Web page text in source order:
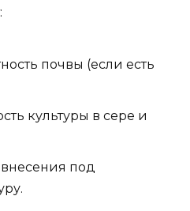
почвы (если есть
культуры в сере и
внесения под